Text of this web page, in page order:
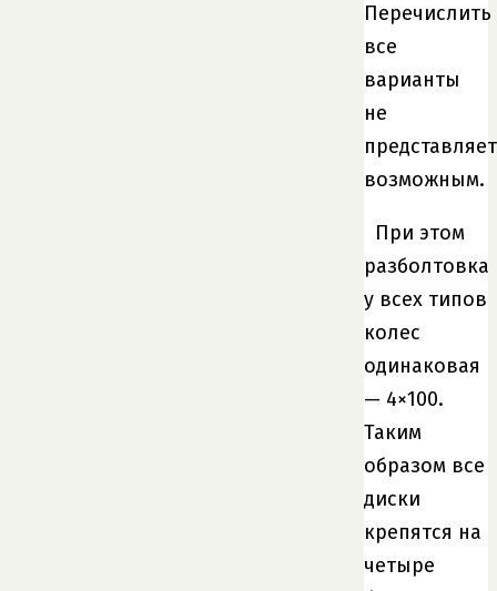
Перечислить
все
варианты
не
возможным.
При этом
разболтовка
у всех типов
колес
одинаковая
— 4×100.
Таким
образом все
диски
крепятся на
четыре